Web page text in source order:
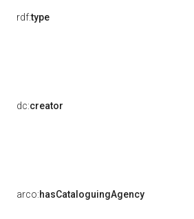
rdf:type
dc:creator
arco:hasCataloguingAgency